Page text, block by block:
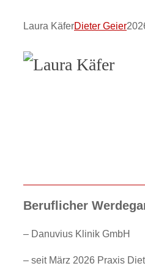
Laura KäferDieter Geier
Beruflicher
– Danuvius Klinik GmbH
– seit März 2026 Praxis